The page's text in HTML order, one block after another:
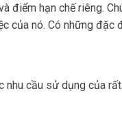
điểm hạn chế riêng.
của nó. Có những đặc
cầu sử dụng của